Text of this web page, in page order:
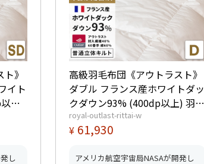
》
イト
上)
ゴ
マ
し
高級羽毛布団《アウトラスト》
ダブル フランス産ホワイトダッ
クダウン93% (400dp以上) 羽毛
量1.6kg 【5つ星ロイヤルゴール
ド取得】【グッドふとんマーク
royal-outlast-rittai-w
¥ 61,930
アメリカ航空宇宙局NASAが開発し